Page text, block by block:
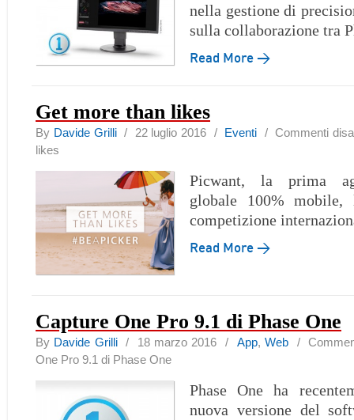
nella gestione di
sulla collaborazione tra
Read More →
Get more than likes
By Davide Grilli/ 22 luglio 2016 / Eventi /Commenti
likes
Picwant, la prima
globale 100% mobile,
competizione
Read More →
Capture One Pro 9.1 di Phase One
By Davide Grilli/ 18 marzo 2016 / App, Web/
One Pro 9.1 di Phase One
Phase One ha
nuova versione del